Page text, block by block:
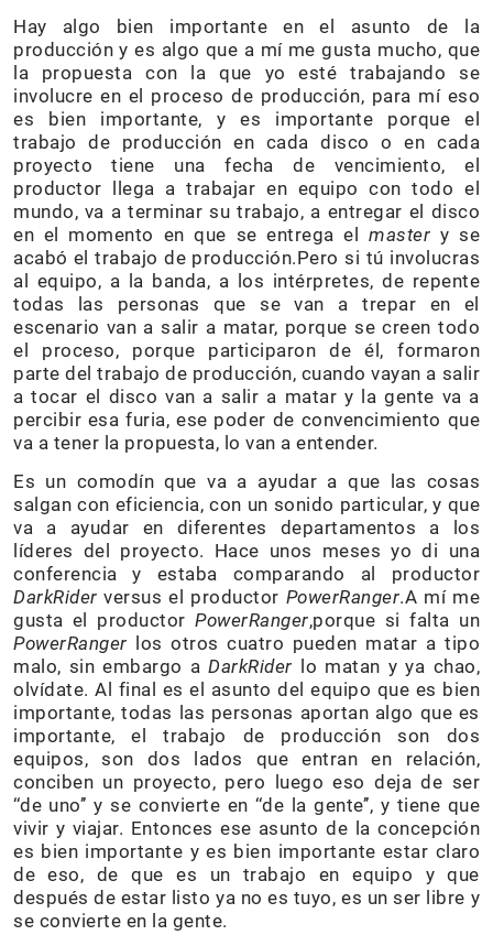
Hay algo bien importante en el asunto de la
producción y es algo que a mí me gusta mucho, que
la propuesta con la que yo esté trabajando se
involucre en el proceso de producción, para mí eso
es bien importante, y es importante porque el
trabajo de producción en cada disco o en cada
proyecto tiene una fecha de vencimiento, el
productor llega a trabajar en equipo con todo el
mundo, va a terminar su trabajo, a entregar el disco
en el momento en que se entrega elmaster y se
acabó el trabajo de producción.Pero si tú involucras
al equipo, a la banda, a los intérpretes, de repente
todas las personas que se van a trepar en el
escenario van a salir a matar, porque se creen todo
el proceso, porque participaron de él, formaron
parte del trabajo de producción, cuando vayan a salir
a tocar el disco van a salir a matar y la gente va a
percibir esa furia, ese poder de convencimiento que
va a tener la propuesta, lo van a entender.
Es un comodín que va a ayudar a que las cosas
salgan con eficiencia, con un sonido particular, y que
va a ayudar en diferentes departamentos a los
líderes del proyecto. Hace unos meses yo di una
conferencia y estaba comparando al productor
DarkRider versus el productor PowerRanger.A mí me
gusta el productorPowerRanger,porque si falta un
PowerRanger los otros cuatro pueden matar a tipo
malo, sin embargo aDarkRider lo matan y ya chao,
olvídate. Al final es el asunto del equipo que es bien
importante, todas las personas aportan algo que es
importante, el trabajo de producción son dos
equipos, son dos lados que entran en relación,
conciben un proyecto, pero luego eso deja de ser
‘‘de uno’’ y se convierte en ‘‘de la gente’’, y tiene que
vivir y viajar. Entonces ese asunto de la concepción
es bien importante y es bien importante estar claro
de eso, de que es un trabajo en equipo y que
después de estar listo ya no es tuyo, es un ser libre y
se convierte en la gente.